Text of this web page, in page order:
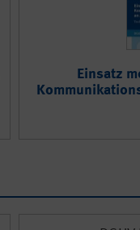
Einsatz